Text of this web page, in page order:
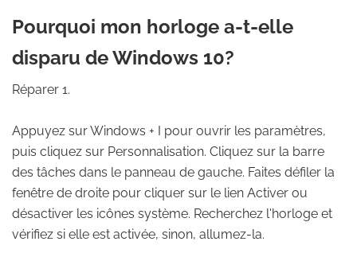
Pourquoi mon horloge a-t-elle
disparu de Windows 10?
Réparer 1.
Appuyez sur Windows + I pour ouvrir les paramètres,
puis cliquez sur Personnalisation. Cliquez sur la barre
des tâches dans le panneau de gauche. Faites défiler la
fenêtre de droite pour cliquer sur le lien Activer ou
désactiver les icônes système. Recherchez l'horloge et
vérifiez si elle est activée, sinon, allumez-la.